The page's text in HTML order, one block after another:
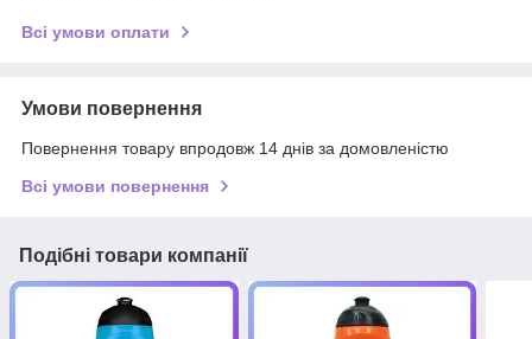
Всі умови оплати
Умови повернення
Повернення товару впродовж 14 днів за домовленістю
Всі умови повернення
Подібні товари компанії